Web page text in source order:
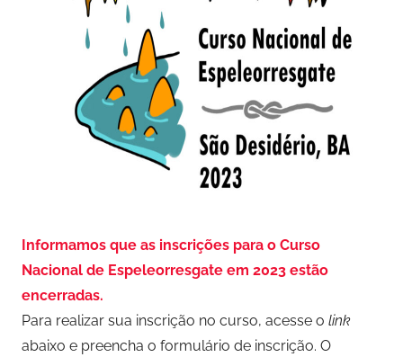
Informamos que as inscrições para o Curso
Nacional de Espeleorresgate em 2023 estão
encerradas.
Para realizar sua inscrição no curso, acesse o link
abaixo e preencha o formulário de inscrição. O